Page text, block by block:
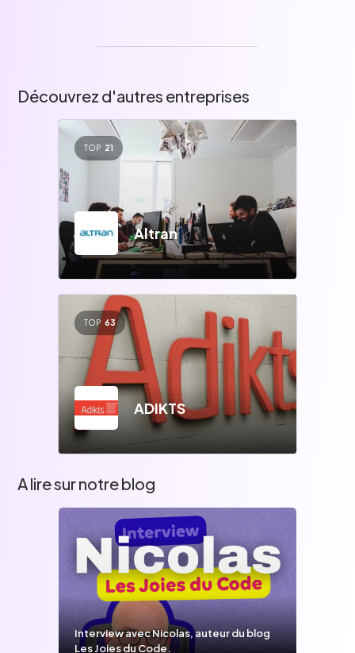
Découvrez d'autres entreprises
TOP 21
Altran
TOP 63
ADIKTS
A lire sur notre blog
Interview avec Nicolas, auteur du blog
Les Joies du Code.